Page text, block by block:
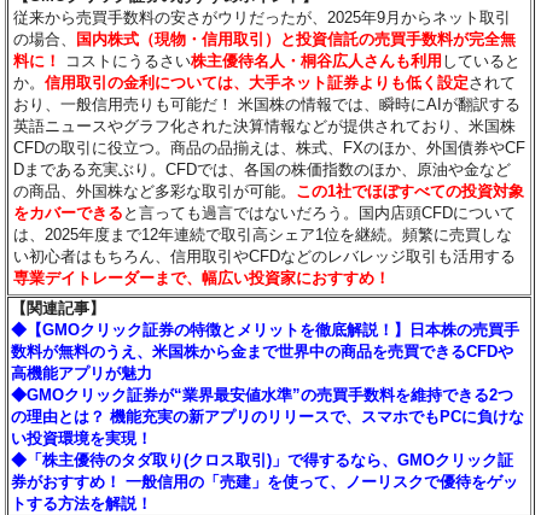
従来から売買手数料の安さがウリだったが、2025年9月からネット取引
の場合、
国内株式（現物・信用取引）と投資信託の売買手数料が完全無
料に！
コストにうるさい株主優待名人・桐谷広人さんも利用 していると
か。信用取引の金利については、大手ネット証券よりも低く設定されて
おり、一般信用売りも可能だ！ 米国株の情報では、瞬時にAIが翻訳する
英語ニュースやグラフ化された決算情報などが提供されており、米国株
CFDの取引に役立つ。商品の品揃えは、株式、FXのほか、外国債券やCF
Dまである充実ぶり。CFDでは、各国の株価指数のほか、原油や金など
の商品、外国株など多彩な取引が可能。 この1社でほぼすべての投資対象
をカバーできる と言っても過言ではないだろう。国内店頭CFDについて
は、2025年度まで12年連続で取引高シェア1位を継続。頻繁に売買しな
い初心者はもちろん、信用取引やCFDなどのレバレッジ取引も活用する
専業デイトレーダーまで、幅広い投資家におすすめ！
【関連記事】
◆【GMOクリック証券の特徴とメリットを徹底解説！】日本株の売買手
数料が無料のうえ、米国株から金まで世界中の商品を売買できるCFDや
高機能アプリが魅力
◆GMOクリック証券が“業界最安値水準”の売買手数料を維持できる2つ
の理由とは？ 機能充実の新アプリのリリースで、スマホでもPCに負けな
い投資環境を実現！
◆「株主優待のタダ取り(クロス取引)」で得するなら、GMOクリック証
券がおすすめ！ 一般信用の「売建」を使って、ノーリスクで優待をゲッ
トする方法を解説！